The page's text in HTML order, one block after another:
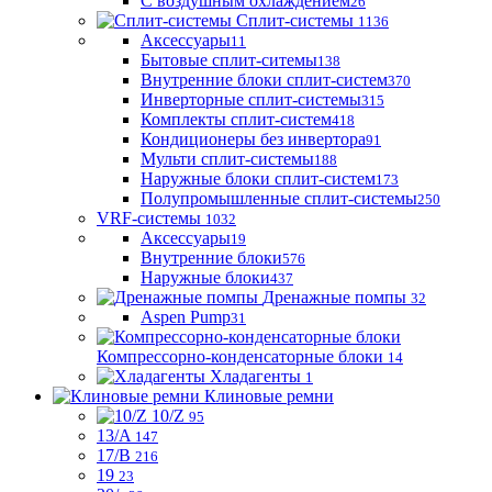
Сплит-системы 1136
Аксессуары11
Бытовые сплит-ситемы138
Внутренние блоки сплит-систем370
Инверторные сплит-системы315
Комплекты сплит-систем418
Кондиционеры без инвертора91
Мульти сплит-системы188
Наружные блоки сплит-систем173
Полупромышленные сплит-системы250
VRF-системы 1032
Аксессуары19
Внутренние блоки576
Наружные блоки437
Дренажные помпы 32
Aspen Pump31
Компрессорно-конденсаторные блоки 14
Хладагенты 1
Клиновые ремни
10/Z 95
13/A 147
17/B 216
19 23